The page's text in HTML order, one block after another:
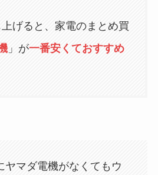
げると、家電のまとめ買
」が一番安くておすすめ
ヤマダ電機がなくてもウ